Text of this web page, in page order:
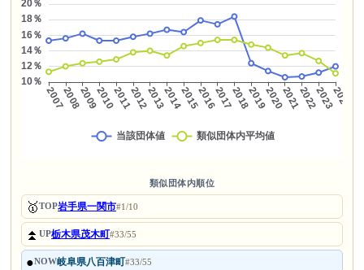
類似団体内順位
🥇TOP岩手県一関市#1/10
⏫UP栃木県茂木町#33/55
●NOW岐阜県八百津町#33/55